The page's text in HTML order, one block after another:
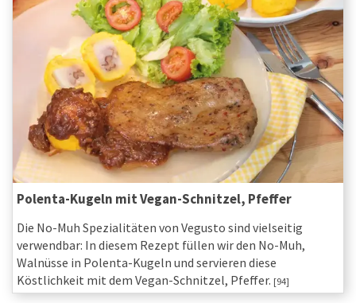
Polenta-Kugeln mit Vegan-Schnitzel, Pfeffer
Die No-Muh Spezialitäten von Vegusto sind vielseitig
verwendbar: In diesem Rezept füllen wir den No-Muh,
Walnüsse in ­Polenta-Kugeln und servieren diese
Köstlichkeit mit dem Vegan-Schnitzel, Pfeffer. [94]